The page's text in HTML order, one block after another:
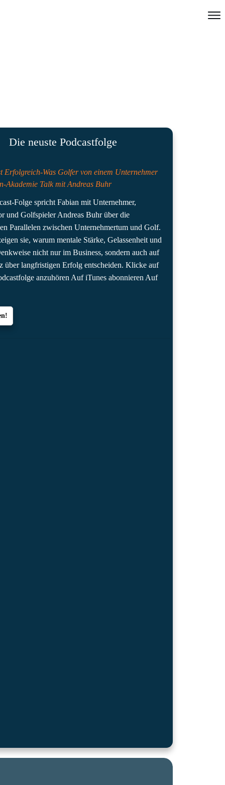
Die neuste Podcastfolge
Erfolgreich-Was Golfer von einem Unternehmer
Akademie Talk mit Andreas Buhr
Folge spricht Fabian mit Unternehmer,
und Golfspieler Andreas Buhr über die
Parallelen zwischen Unternehmertum und Golf.
sie, warum mentale Stärke, Gelassenheit und
nicht nur im Business, sondern auch auf
über langfristigen Erfolg entscheiden. Klicke auf
anzuhören Auf iTunes abonnieren Auf